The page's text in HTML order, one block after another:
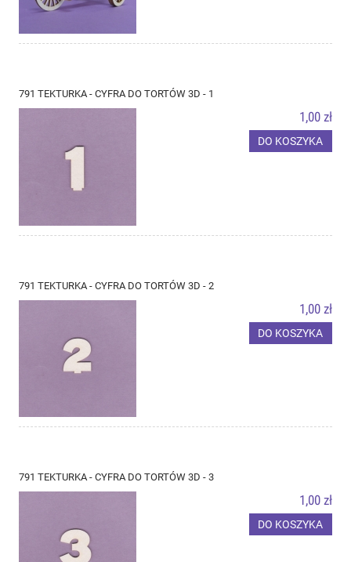
791 TEKTURKA - CYFRA DO TORTÓW 3D - 1
1,00 zł
DO KOSZYKA
791 TEKTURKA - CYFRA DO TORTÓW 3D - 2
1,00 zł
DO KOSZYKA
791 TEKTURKA - CYFRA DO TORTÓW 3D - 3
1,00 zł
DO KOSZYKA